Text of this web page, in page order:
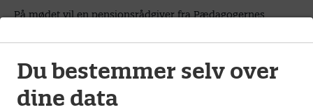
På mødet vil en pensionsrådgiver fra Pædagogernes
pensionsordning og om folkepension. BUPL-A deltager på
møderne for at fortælle om efterløn.
Mødet starter kl. 17.00 og slutter ca. kl. 20.00.
Du bestemmer selv over
dine data